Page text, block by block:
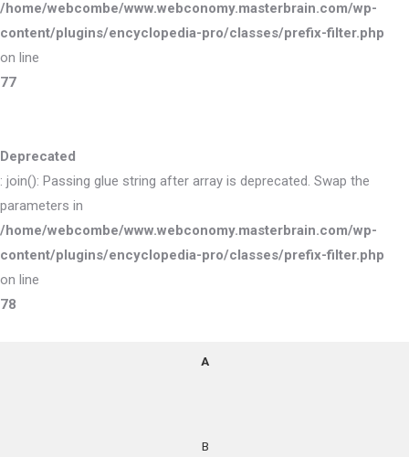
/home/webcombe/www.webconomy.masterbrain.com/wp-
content/plugins/encyclopedia-pro/classes/prefix-filter.php
on line
77
Deprecated
: join(): Passing glue string after array is deprecated. Swap the
parameters in
/home/webcombe/www.webconomy.masterbrain.com/wp-
content/plugins/encyclopedia-pro/classes/prefix-filter.php
on line
78
A
B